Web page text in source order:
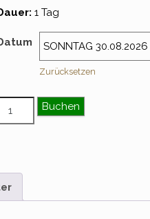
1 Tag
Zurücksetzen
Einsteiger &
Buchen